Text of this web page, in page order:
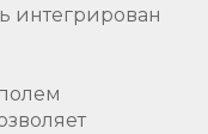
интегрирован